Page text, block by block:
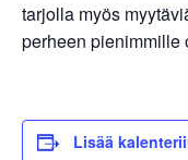
tarjolla myös
perheen pienimmille
Lisää